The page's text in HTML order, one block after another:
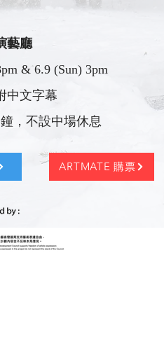
藝廳
& 6.9 (Sun) 3pm
中文字幕
，不設中場休息
ARTMATE 購票